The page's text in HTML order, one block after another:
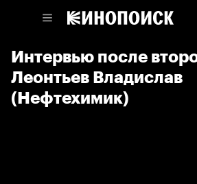
Интервью после
Леонтьев Владислав
(Нефтехимик)